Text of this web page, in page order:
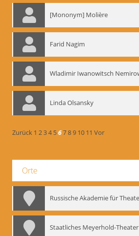
[Mononym] Molière
Farid Nagim
Linda Olsansky
Zurück 1 234 56789 10 11 Vor
Orte
Staatliches Meyerhold-Theater